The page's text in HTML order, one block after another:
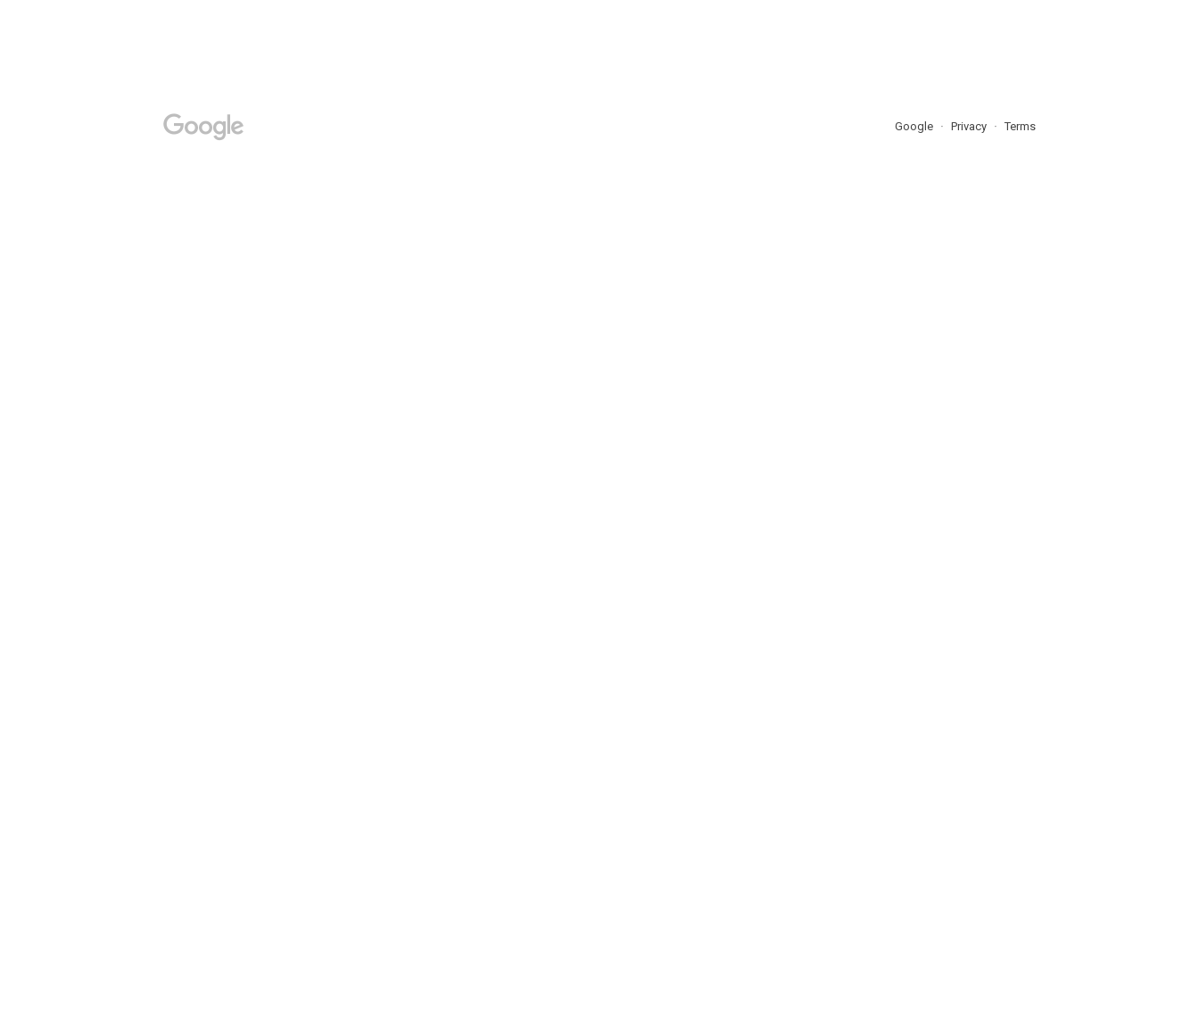
Google Privacy Terms